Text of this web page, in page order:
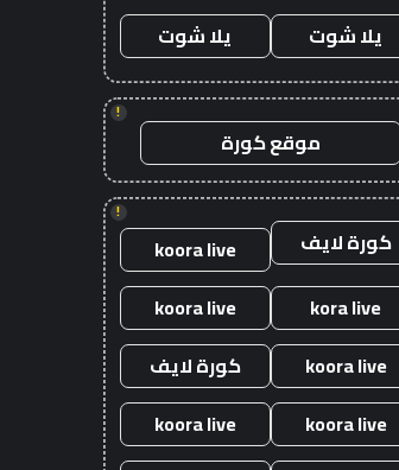
يلا شوت
يلا شوت
!
موقع كورة
!
كورة لايف
koora live
kora live
koora live
koora live
كورة لايف
koora live
koora live